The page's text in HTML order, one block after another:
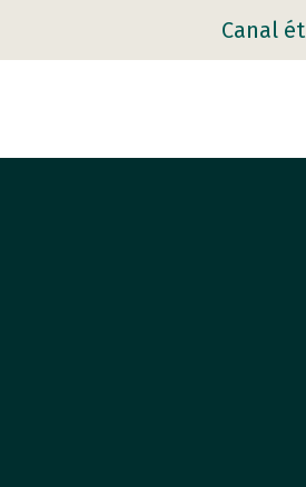
Canal